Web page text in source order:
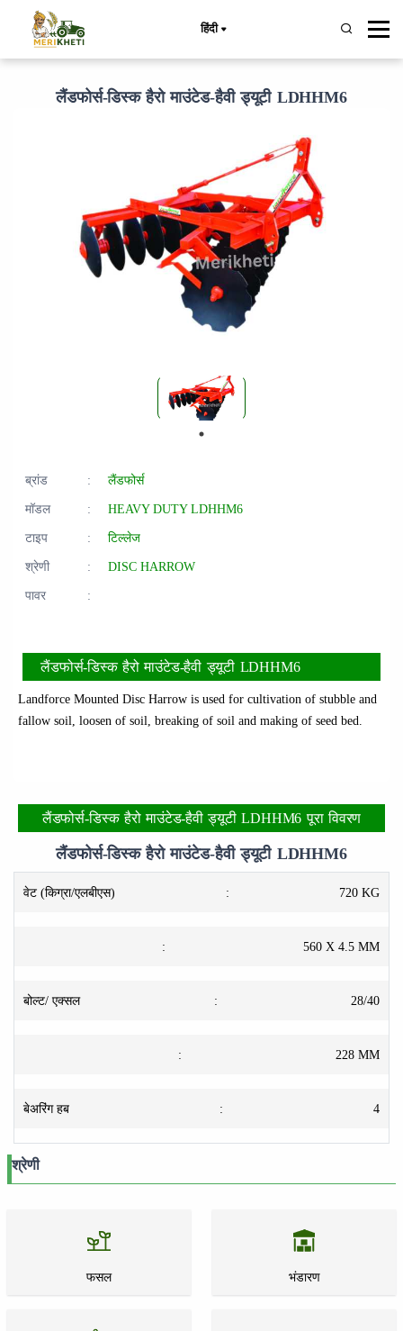
हिंदी
लैंडफोर्स-डिस्क हैरो माउंटेड-हैवी ड्यूटी LDHHM6
ब्रांड :
लैंडफोर्स
मॉडल
:
HEAVY DUTY LDHHM6
टाइप
:
टिल्लेज
श्रेणी
:
DISC HARROW
पावर
:
लैंडफोर्स-डिस्क हैरो माउंटेड-हैवी ड्यूटी LDHHM6
Landforce Mounted Disc Harrow is used for cultivation of stubble and
fallow soil, loosen of soil, breaking of soil and making of seed bed.
लैंडफोर्स-डिस्क हैरो माउंटेड-हैवी ड्यूटी LDHHM6 पूरा विवरण
लैंडफोर्स-डिस्क हैरो माउंटेड-हैवी ड्यूटी LDHHM6
वेट (किग्रा/एलबीएस) : 720 KG
: 560 X 4.5 MM
बोल्ट/ एक्सल : 28/40
: 228 MM
बेअरिंग हब : 4
श्रेणी
फसल भंडारण